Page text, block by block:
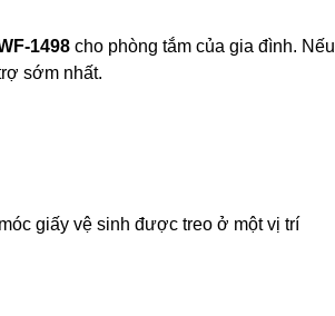
1498 cho phòng tắm của gia đình. Nếu
sớm nhất.
giấy vệ sinh được treo ở một vị trí